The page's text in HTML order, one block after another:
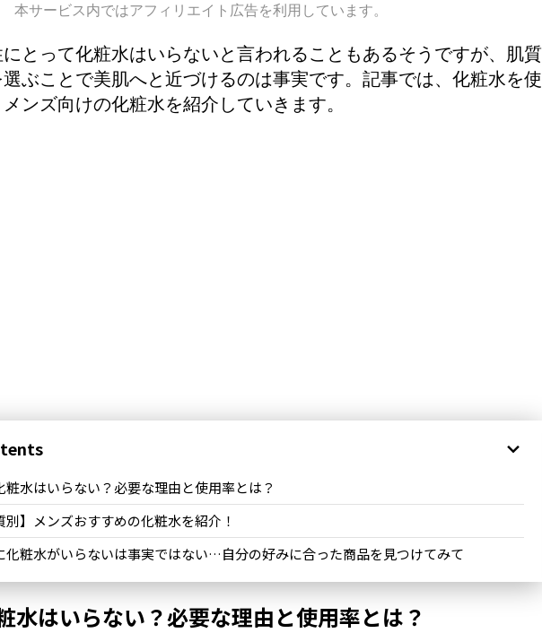
本サービス内ではアフィリエイト広告を利用しています。
とって化粧水はいらないと言われることもあるそうですが、肌質
ぶことで美肌へと近づけるのは事実です。記事では、化粧水を使
ンズ向けの化粧水を紹介していきます。
粧水はいらない？必要な理由と使用率とは？
別】メンズおすすめの化粧水を紹介！
化粧水がいらないは事実ではない…自分の好みに合った商品を見つけてみて
水はいらない？必要な理由と使用率とは？